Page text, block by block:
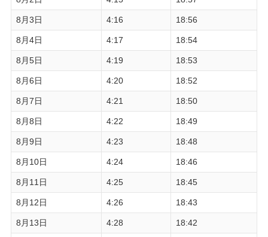
8月3日 4:16 18:56
8月4日 4:17 18:54
8月5日 4:19 18:53
8月6日 4:20 18:52
8月7日 4:21 18:50
8月8日 4:22 18:49
8月9日 4:23 18:48
8月10日 4:24 18:46
8月11日 4:25 18:45
8月12日 4:26 18:43
8月13日 4:28 18:42